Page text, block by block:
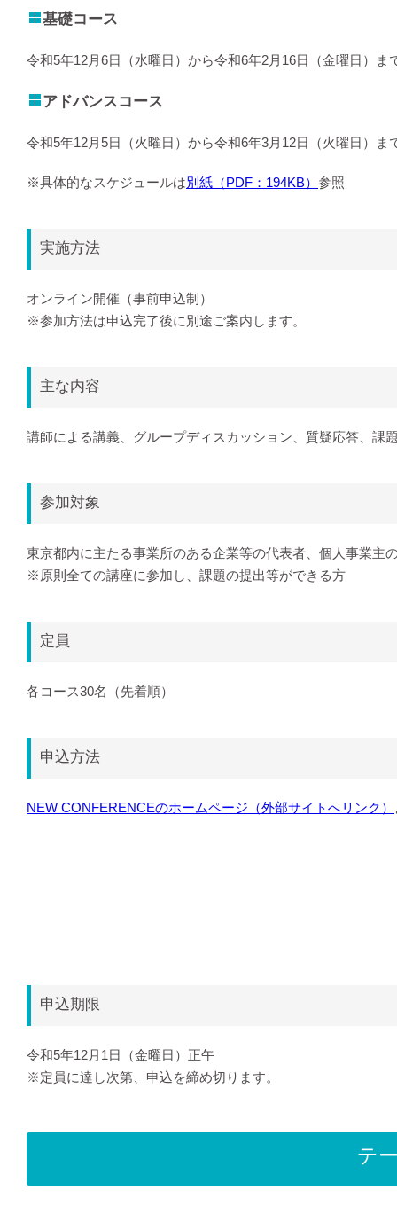
基礎コース
令和5年12月6日（水曜日）から令和6年2月16日（金曜日）ま
アドバンスコース
令和5年12月5日（火曜日）から令和6年3月12日（火曜日）ま
※具体的なスケジュールは別紙（PDF：194KB） 参照
実施方法
オンライン開催（事前申込制）
※参加方法は申込完了後に別途ご案内します。
主な内容
講師による講義、グループディスカッション、質疑応答、課
参加対象
東京都内に主たる事業所のある企業等の代表者、個人事業主
※原則全ての講座に参加し、課題の提出等ができる方
定員
各コース30名（先着順）
申込方法
NEW CONFERENCEのホームページ（外部サイトへリンク）
申込期限
令和5年12月1日（金曜日）正午
※定員に達し次第、申込を締め切ります。
テ